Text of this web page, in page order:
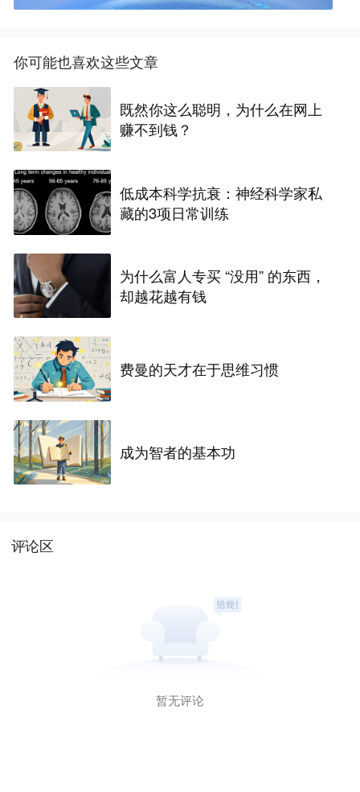
你可能也喜欢这些文章
既然你这么聪明，为什么在网上
赚不到钱？
低成本科学抗衰：神经科学家私
藏的3项日常训练
为什么富人专买 “没用” 的东西，
却越花越有钱
费曼的天才在于思维习惯
成为智者的基本功
评论区
暂无评论